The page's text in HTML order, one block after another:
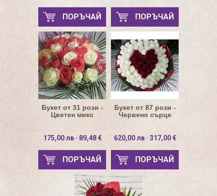
ПОРЪЧАЙ ПОРЪЧАЙ
Букет от 31 рози -
Цветен микс
175,00 лв · 89,48 €
ПОРЪЧАЙ
Букет от 87 рози -
Червено сърце
620,00 лв · 317,00 €
ПОРЪЧАЙ